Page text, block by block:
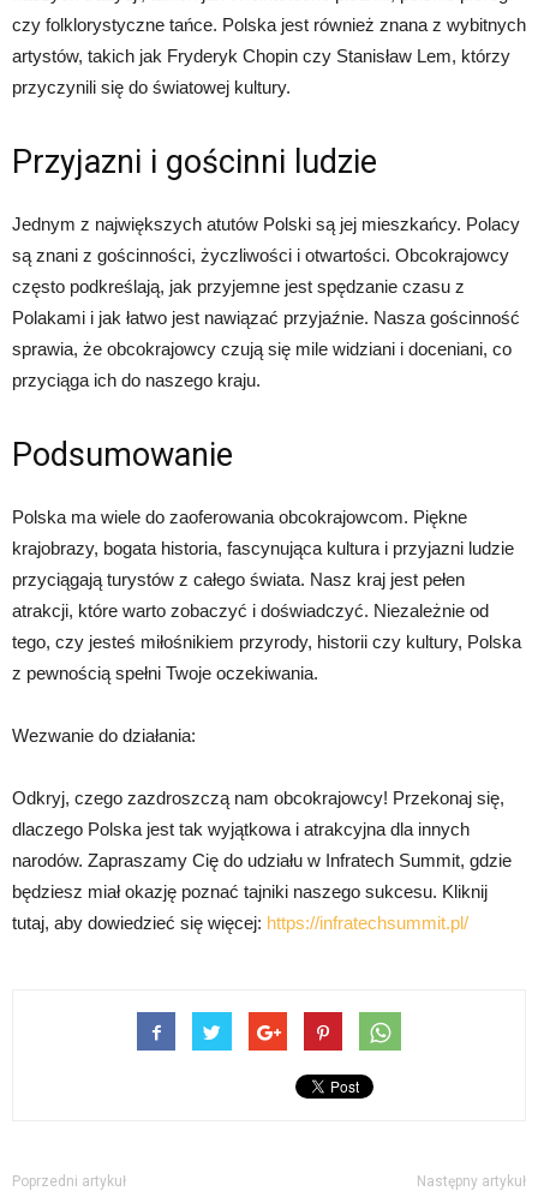
czy folklorystyczne tańce. Polska jest również znana z wybitnych
artystów, takich jak Fryderyk Chopin czy Stanisław Lem, którzy
przyczynili się do światowej kultury.
Przyjazni i gościnni ludzie
Jednym z największych atutów Polski są jej mieszkańcy. Polacy
są znani z gościnności, życzliwości i otwartości. Obcokrajowcy
często podkreślają, jak przyjemne jest spędzanie czasu z
Polakami i jak łatwo jest nawiązać przyjaźnie. Nasza gościnność
sprawia, że obcokrajowcy czują się mile widziani i doceniani, co
przyciąga ich do naszego kraju.
Podsumowanie
Polska ma wiele do zaoferowania obcokrajowcom. Piękne
krajobrazy, bogata historia, fascynująca kultura i przyjazni ludzie
przyciągają turystów z całego świata. Nasz kraj jest pełen
atrakcji, które warto zobaczyć i doświadczyć. Niezależnie od
tego, czy jesteś miłośnikiem przyrody, historii czy kultury, Polska
z pewnością spełni Twoje oczekiwania.
Wezwanie do działania:
Odkryj, czego zazdroszczą nam obcokrajowcy! Przekonaj się,
dlaczego Polska jest tak wyjątkowa i atrakcyjna dla innych
narodów. Zapraszamy Cię do udziału w Infratech Summit, gdzie
będziesz miał okazję poznać tajniki naszego sukcesu. Kliknij
tutaj, aby dowiedzieć się więcej: https://infratechsummit.pl/
Poprzedni artykuł Następny artykuł